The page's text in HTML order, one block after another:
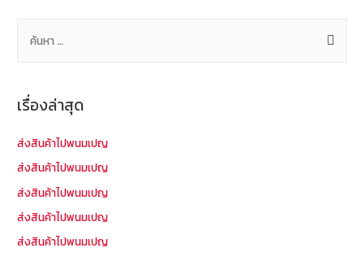
ห
รั
เรื่องล่าสุด
ส่งสินค้าไปพนมเปญ
ส่งสินค้าไปพนมเปญ
ส่งสินค้าไปพนมเปญ
ส่งสินค้าไปพนมเปญ
ส่งสินค้าไปพนมเปญ